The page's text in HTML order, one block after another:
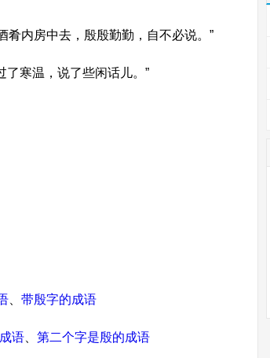
肴内房中去，殷殷勤勤，自不必说。”
了寒温，说了些闲话儿。”
带殷字的成语
语 第二个字是殷的成语